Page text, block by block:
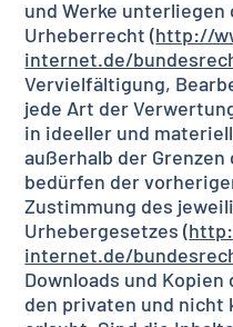
und Werke unterliegen
Urheberrecht (http://
internet.de/
Vervielfältigung,
jede Art der
in ideeller und
außerhalb der
bedürfen der
Zustimmung des
Urhebergesetzes (
internet.de/
Downloads und
den privaten und nicht